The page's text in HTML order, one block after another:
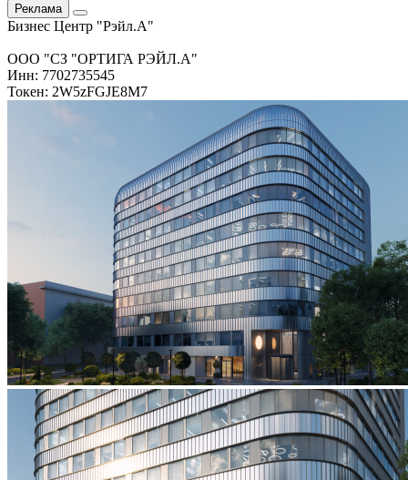
Реклама
Бизнес Центр "Рэйл.А"
ООО "СЗ "ОРТИГА РЭЙЛ.А"
Инн: 7702735545
Токен: 2W5zFGJE8M7